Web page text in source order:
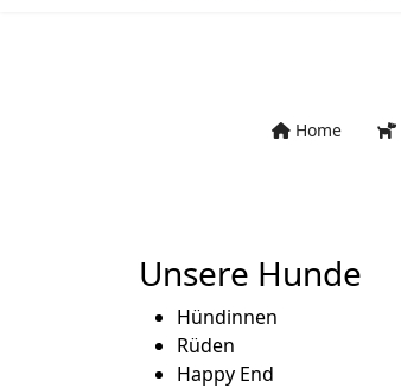
Home
Unsere Hunde
Hündinnen
Rüden
Happy End